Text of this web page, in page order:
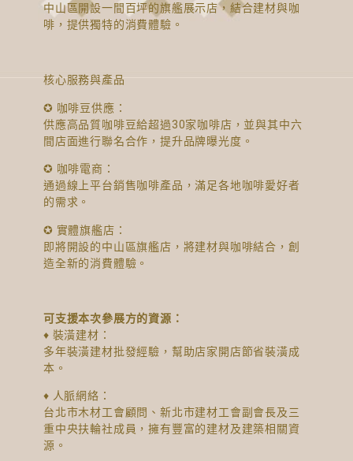
中山區開設一間百坪的旗艦展示店，結合建材與咖
啡，提供獨特的消費體驗。
核心服務與產品
✪ 咖啡豆供應：
供應高品質咖啡豆給超過30家咖啡店，並與其中六
間店面進行聯名合作，提升品牌曝光度。
✪ 咖啡電商：
通過線上平台銷售咖啡產品，滿足各地咖啡愛好者
的需求。
✪ 實體旗艦店：
即將開設的中山區旗艦店，將建材與咖啡結合，創
造全新的消費體驗。
可支援本次參展方的資源：
♦ 裝潢建材：
多年裝潢建材批發經驗，幫助店家開店節省裝潢成
本。
♦ 人脈網絡：
台北市木材工會顧問、新北市建材工會副會長及三
重中央扶輪社成員，擁有豐富的建材及建築相關資
源。